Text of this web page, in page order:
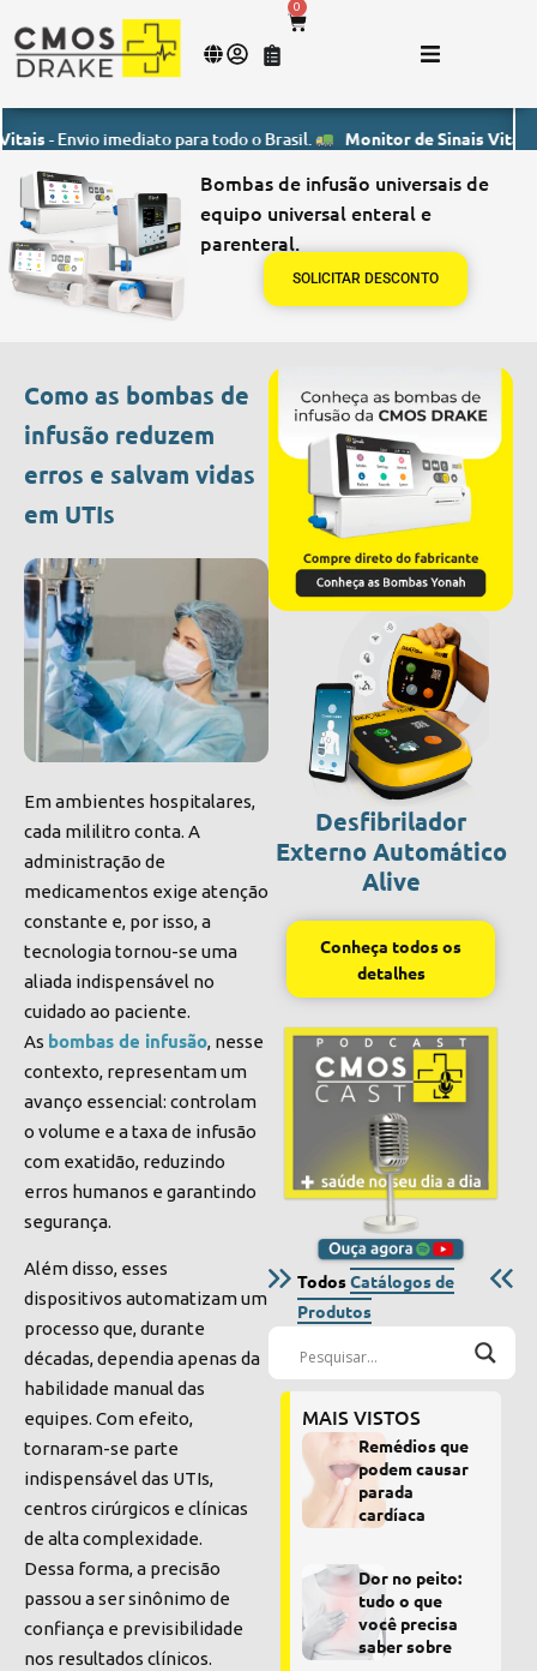
0
imediato para todo o Brasil. Monitor de Sinais Vitais- Envio
Bombas de infusão universais de
equipo universal enteral e
parenteral.
SOLICITAR DESCONTO
Como as bombas de
infusão reduzem
erros e salvam vidas
em UTIs
Em ambientes hospitalares,
cada mililitro conta. A
administração de
medicamentos exige atenção
constante e, por isso, a
tecnologia tornou-se uma
aliada indispensável no
cuidado ao paciente.
As bombas de infusão, nesse
contexto, representam um
avanço essencial: controlam
o volume e a taxa de infusão
com exatidão, reduzindo
erros humanos e garantindo
segurança.
Além disso, esses
dispositivos automatizam um
processo que, durante
décadas, dependia apenas da
habilidade manual das
equipes. Com efeito,
tornaram-se parte
indispensável das UTIs,
centros cirúrgicos e clínicas
de alta complexidade.
Dessa forma, a precisão
passou a ser sinônimo de
confiança e previsibilidade
nos resultados clínicos.
Desfibrilador
Externo Automático
Alive
Conheça todos os
detalhes
TodosCatálogos de
Produtos
MAIS VISTOS
Remédios que
podem causar
parada
cardíaca
Dor no peito:
tudo o que
você precisa
saber sobre